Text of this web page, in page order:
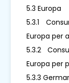
5.3 Europa
5.3.1
Europa per
5.3.2
Europa per
5.3.3